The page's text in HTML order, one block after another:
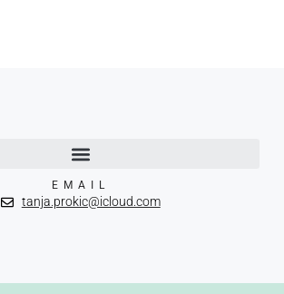
EMAIL
tanja.prokic@icloud.com